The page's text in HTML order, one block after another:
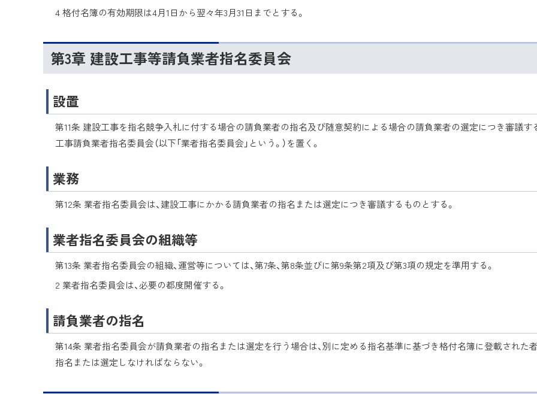
4 格付名簿の有効期限は4月1日から翌々年3月31日までとする。
第3章 建設工事等請負業者指名委員会
設置
第11条 建設工事を指名競争入札に付する場合の請負業者の指名及び随意契約による場合の請負業者の選定につき審議す
工事請負業者指名委員会（以下「業者指名委員会」という。）を置く。
業務
第12条 業者指名委員会は、建設工事にかかる請負業者の指名または選定につき審議するものとする。
業者指名委員会の組織等
第13条 業者指名委員会の組織、運営等については、第7条、第8条並びに第9条第2項及び第3項の規定を準用する。
2 業者指名委員会は、必要の都度開催する。
請負業者の指名
第14条 業者指名委員会が請負業者の指名または選定を行う場合は、別に定める指名基準に基づき格付名簿に登載された
指名または選定しなければならない。